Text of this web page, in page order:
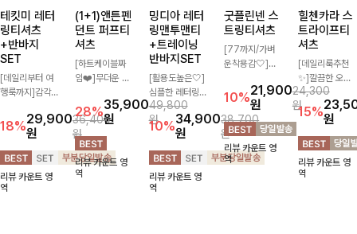
테킷미 레터
링티셔츠
+반바지
SET
[데일리부터 여
행룩까지]감각
셔츠와 플레어
핏 반바지가 함
께 구성된 세트
아이템으로, 편
안하면서도 캐주
얼한 꾸안꾸룩을
18%29,900
원
36,400
원
리뷰 카운트 영
역
(1+1)앤튼펜
던트 퍼프티
셔츠
[하트케이블짜
임❤️]무더운 여
낭만같은 티셔츠
소재감에서 주는
포인트와 금장으
로 고급스러움도
놓치지 말아요♥
28%35,900
원
49,800
원
리뷰 카운트 영
역
밍디아 레터
링맨투맨티
+트레이닝
반바지SET
[활용도높은🤍]
심플한 레터링
포인트의 반팔
티셔츠와 여유롭
게 떨어지는 반
바지 조합으로
꾸안꾸 무드 제
대로 살려주는
트레이닝 세트
10%34,900
원
38,700
원
리뷰 카운트 영
역
굿플린넨 스
트링티셔츠
[77까지/가벼
운착용감🤍]린
럴한 플라워 프
린팅이 포인트가
되어 하나만으로
도 감성 있는 스
타일을 완성해드
리는 티셔츠-🌼
10%21,900
원
24,300
원
리뷰 카운트 영
역
힐첸카라 스
트라이프티
셔츠
[데일리룩추천
✨]깔끔한 오픈
카라넥과 조화로
운 배색이 들어
간 스트라이프
패턴으로 단정하
고 캐주얼한 무
드를 선사하는
반팔 티셔츠에
15%원
리뷰 카운트 영
역